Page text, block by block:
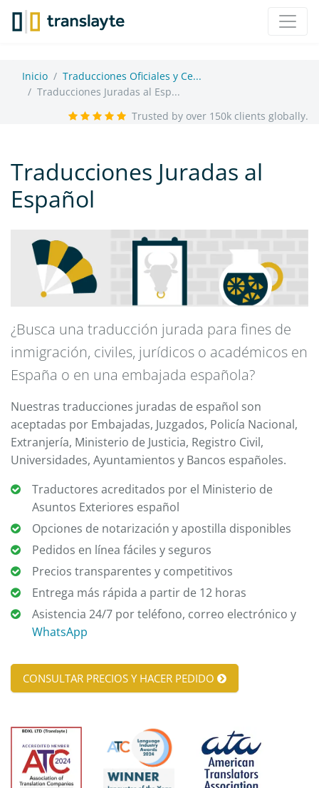
Inicio
Traducciones Oficiales y Ce...
Traducciones Juradas al Esp...
Trusted by over 150k clients globally.
Traducciones Juradas al
Español
¿Busca una traducción jurada para fines de
inmigración, civiles, jurídicos o académicos en
España o en una embajada española?
Nuestras traducciones juradas de español son
aceptadas por Embajadas, Juzgados, Policía Nacional,
Extranjería, Ministerio de Justicia, Registro Civil,
Universidades, Ayuntamientos y Bancos españoles.
Traductores acreditados por el Ministerio de
Asuntos Exteriores español
Opciones de notarización y apostilla disponibles
Pedidos en línea fáciles y seguros
Precios transparentes y competitivos
Entrega más rápida a partir de 12 horas
Asistencia 24/7 por teléfono, correo electrónico y
WhatsApp
CONSULTAR PRECIOS Y HACER PEDIDO